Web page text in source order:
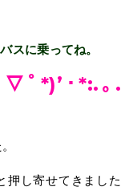
スに乗ってね。
ﾟ*)’･*:.｡.
押し寄せてきました